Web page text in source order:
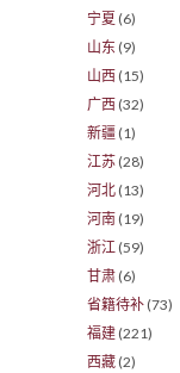
宁夏 (6)
山东 (9)
山西 (15)
广西 (32)
新疆 (1)
江苏 (28)
河北 (13)
河南 (19)
浙江 (59)
甘肃 (6)
省籍待补 (73)
福建 (221)
西藏 (2)